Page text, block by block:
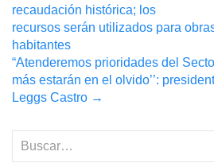
navigation
recaudación histórica; los
recursos serán utilizados para
habitantes
“Atenderemos prioridades del
más estarán en el olvido’’:
Leggs Castro →